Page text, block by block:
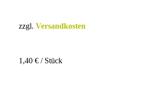
zzgl. Versandkosten
1,40 € / Stück